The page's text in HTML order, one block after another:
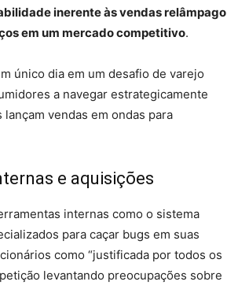
inerente às vendas relâmpago
em um mercado competitivo.
único dia em um desafio de varejo
a navegar estrategicamente
vendas em ondas para
e aquisições
internas como o sistema
para caçar bugs em suas
como “justificada por todos os
levantando preocupações sobre